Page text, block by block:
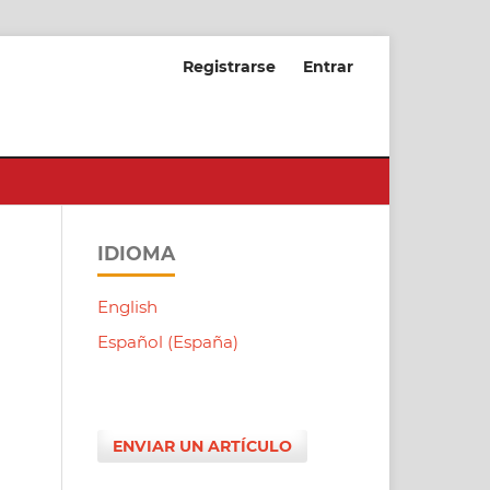
Registrarse Entrar
IDIOMA
English
Español (España)
ENVIAR UN ARTÍCULO